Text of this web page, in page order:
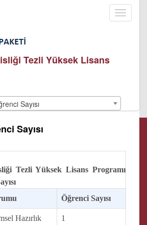
Toggle
Tezli Yüksek Lisans
Sayısı
Sayısı
Tezli Yüksek Lisans Programı
Öğrenci Sayısı
Hazırlık 1